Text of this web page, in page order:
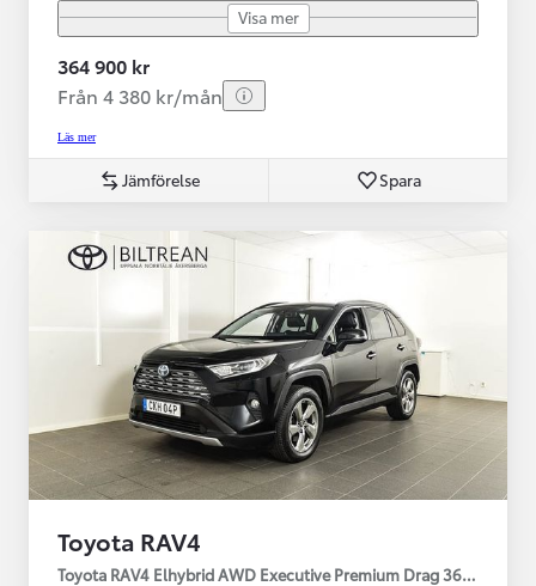
Visa mer
364 900 kr
Från 4 380 kr/mån
Läs mer
Jämförelse Spara
Toyota RAV4
Toyota RAV4 Elhybrid AWD Executive Premium Drag 360-kamera